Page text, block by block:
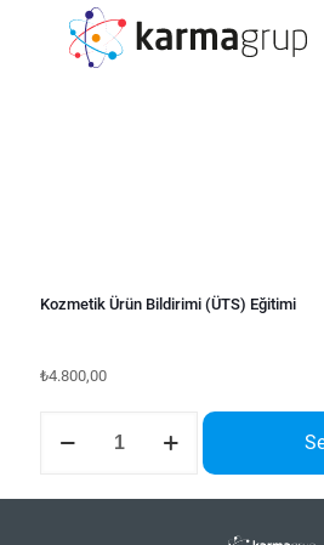
Kozmetik Ürün Bildirimi (ÜTS) Eğitimi
₺4.800,00
Ürün